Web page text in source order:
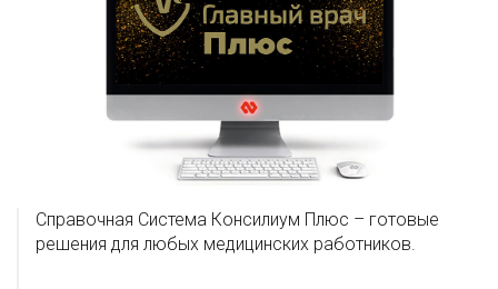
Справочная Система Консилиум Плюс – готовые
решения для любых медицинских работников.